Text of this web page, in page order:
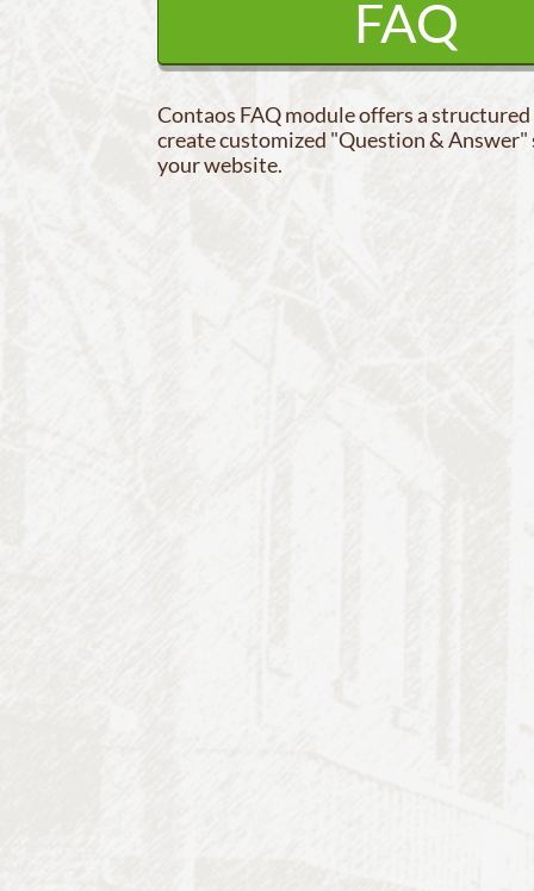
FAQ
Contaos FAQ module offers a
create customized "Question & Answer"
your website.